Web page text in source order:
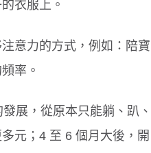
衣服上。
意力的方式，例如：陪寶
率。
展，從原本只能躺、趴、
元；4 至 6 個月大後，開